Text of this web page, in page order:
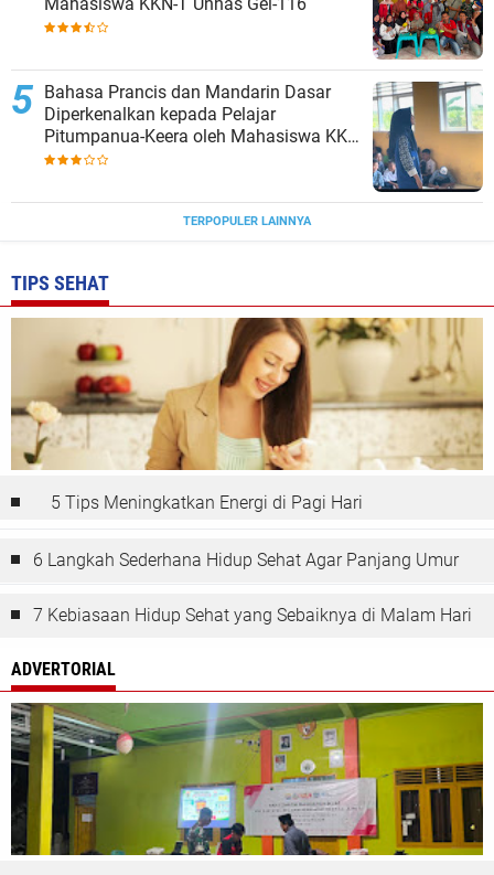
Bahasa Prancis dan Mandarin Dasar
Diperkenalkan kepada Pelajar
Pitumpanua-Keera oleh Mahasiswa KKN
Unhas di Wajo
TERPOPULER LAINNYA
TIPS SEHAT
5 Tips Meningkatkan Energi di Pagi Hari
6 Langkah Sederhana Hidup Sehat Agar Panjang Umur
7 Kebiasaan Hidup Sehat yang Sebaiknya di Malam Hari
ADVERTORIAL